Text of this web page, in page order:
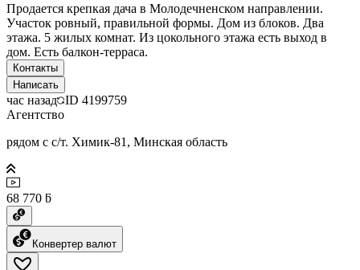
Продается крепкая дача в Молодечненском направлении.
Участок ровный, правильной формы. Дом из блоков. Два
этажа. 5 жилых комнат. Из цокольного этажа есть выход в
дом. Есть балкон-терраса.
Контакты
Написать
час назад ID 4199759
Агентство
рядом с с/т. Химик-81, Минская область
68 770 ƃ
Конвертер валют